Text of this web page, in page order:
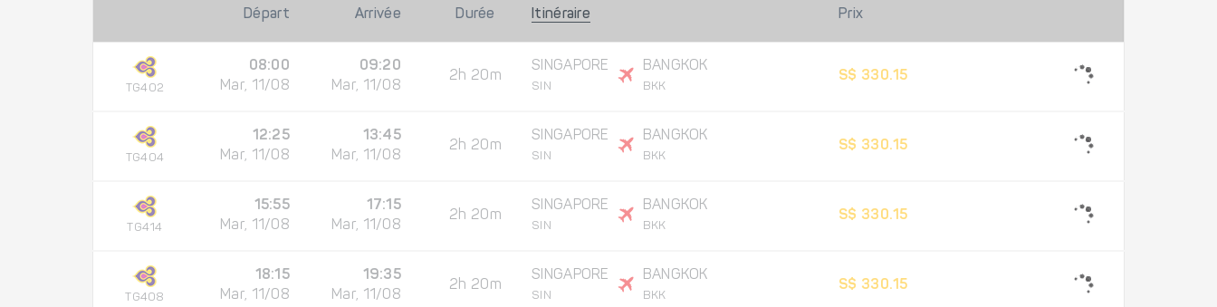
Départ Arrivée Durée Itinéraire Prix
TG402
08:00
Mar, 11/08
09:20
Mar, 11/08
2h 20m
SINGAPORE
SIN
BANGKOK
BKK
S$ 330.15
TG404
12:25
Mar, 11/08
13:45
Mar, 11/08
2h 20m
SINGAPORE
SIN
BANGKOK
BKK
S$ 330.15
TG414
15:55
Mar, 11/08
17:15
Mar, 11/08
2h 20m
SINGAPORE
SIN
BANGKOK
BKK
S$ 330.15
TG408
18:15
Mar, 11/08
19:35
Mar, 11/08
2h 20m
SINGAPORE
SIN
BANGKOK
BKK
S$ 330.15